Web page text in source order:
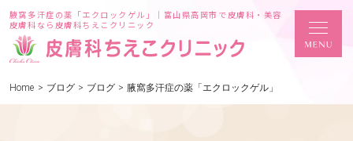
腋窩多汗症の薬「エクロックゲル」｜富山県高岡市で皮膚科・美容
皮膚科なら皮膚科ちえこクリニック
Home > ブログ > ブログ > 腋窩多汗症の薬「エクロックゲル」